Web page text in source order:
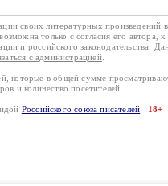
своих литературных произведений
только с согласия его
и российского законодательства .
с администрацией.
которые в общей сумме
и количество посетителей.
Российского союза писателей 18+